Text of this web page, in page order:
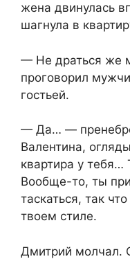
жена двинулась
шагнула в
— Не драться же
проговорил
гостьей.
— Да… —
Валентина,
квартира у тебя…
Вообще-то, ты
таскаться, так
твоем стиле.
Дмитрий молчал.